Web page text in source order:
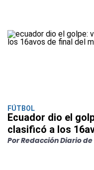
FÚTBOL
Ecuador dio el
clasificó a los
Por Redacción Diario